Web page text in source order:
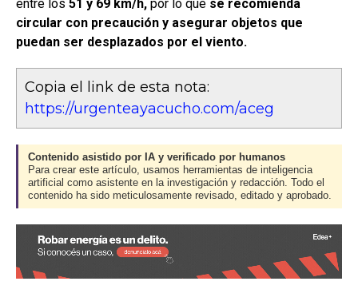
entre los 51 y 69 km/h, por lo que se recomienda
circular con precaución y asegurar objetos que
puedan ser desplazados por el viento.
Copia el link de esta nota:
https://urgenteayacucho.com/aceg
Contenido asistido por IA y verificado por humanos
Para crear este artículo, usamos herramientas de inteligencia
artificial como asistente en la investigación y redacción. Todo el
contenido ha sido meticulosamente revisado, editado y aprobado.